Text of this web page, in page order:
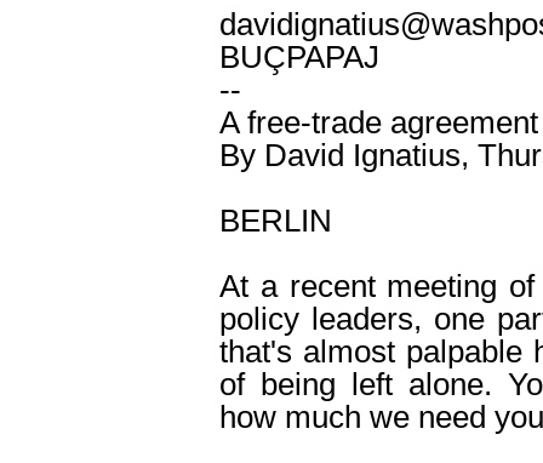
BUÇPAPAJ
--
A free-trade
By David Ignatius,
BERLIN
At a recent meeting
policy leaders, one
that's almost palpable
of being left alone.
how much we need